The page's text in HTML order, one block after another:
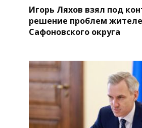
Игорь Ляхов взял под
решение проблем
Сафоновского округа